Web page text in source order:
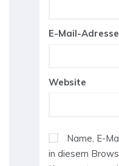
E-Mail-Adresse
Website
Name, E-
in diesem